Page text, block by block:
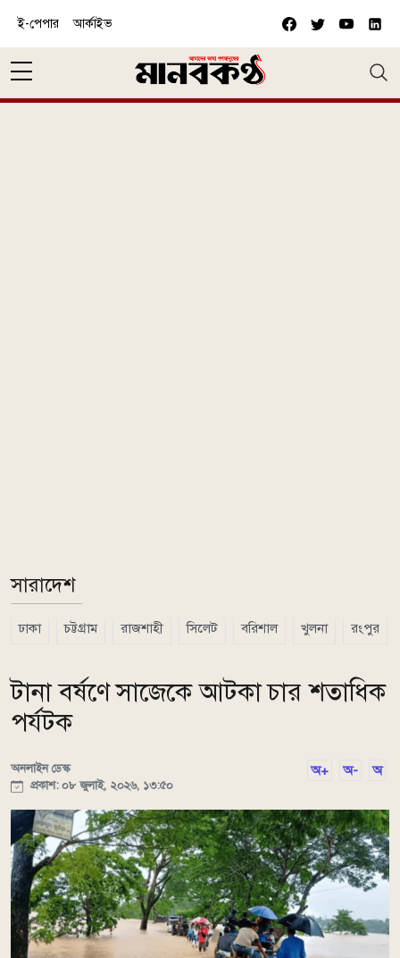
ই-পেপার আর্কাইভ
সারাদেশ
ঢাকা চট্টগ্রাম রাজশাহী সিলেট বরিশাল খুলনা রংপুর
টানা বর্ষণে সাজেকে আটকা চার শতাধিক
পর্যটক
অনলাইন ডেস্ক
প্রকাশ: ০৮ জুলাই, ২০২৬, ১৩:৫০
অ+ অ- অ